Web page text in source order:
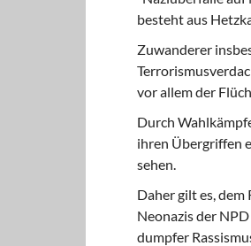
besteht aus
Zuwanderer
vor allem der
Durch
ihren Übergriffen
sehen.
Daher gilt es,
Neonazis der
dumpfer